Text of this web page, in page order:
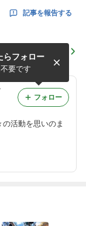
記事を報告する
ラクターができ
活動を思いのま
らフォロー
要です
フォロー